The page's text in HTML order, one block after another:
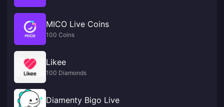
MICO Live Coins
100 Coins
Likee
100 Diamonds
Diamenty Bigo Live